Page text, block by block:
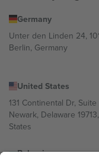
Germany
Unter den Linden 24,
Berlin, Germany
United States
131 Continental Dr,
Newark, Delaware
States
Bulgaria